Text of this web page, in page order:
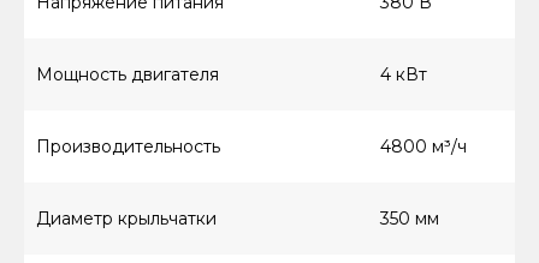
Мощность двигателя 4 кВт
Производительность 4800 м³/ч
Диаметр крыльчатки 350 мм